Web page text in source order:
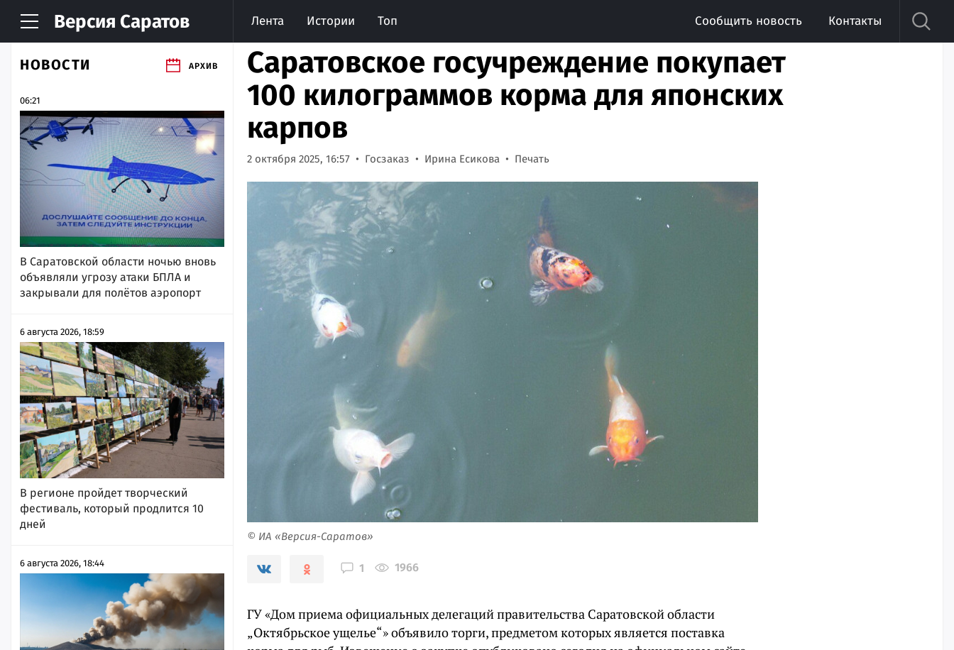
Версия Саратов Лента Истории Топ Сообщить новость Контакты
НОВОСТИ АРХИВ
06:21
В Саратовской области ночью вновь
объявляли угрозу атаки БПЛА и
закрывали для полётов аэропорт
6 августа 2026, 18:59
В регионе пройдет творческий
фестиваль, который продлится 10
дней
6 августа 2026, 18:44
Саратовское госучреждение покупает
100 килограммов корма для японских
карпов
2 октября 2025, 16:57 Госзаказ Ирина Есикова Печать
© ИА «Версия-Саратов»
1 1966
ГУ «Дом приема официальных делегаций правительства Саратовской области
„Октябрьское ущелье“» объявило торги, предметом которых является поставка